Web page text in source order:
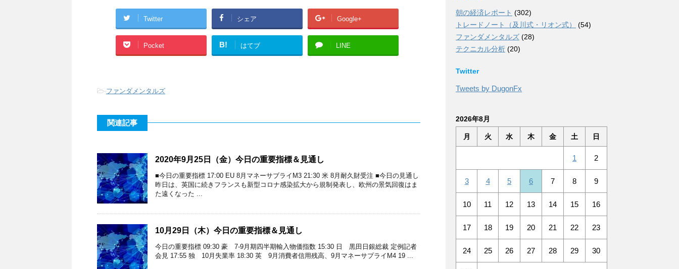
Twitter シェア Google+
Pocket B! はてブ LINE
-ファンダメンタルズ
関連記事
2020年9月25日（金）今日の重要指標＆見通し
■今日の重要指標 17:00 EU 8月マネーサブライM3 21:30 米 8月耐久財受注 ■今日の見通し
昨日は、英国に続きフランスも新型コロナ感染拡大から規制発表し、欧州の景気回復はま
た遠くなった ...
10月29日（木）今日の重要指標＆見通し
今日の重要指標 09:30 豪 7-9月期四半期輸入物価指数 15:30 日 黒田日銀総裁 定例記者
会見 17:55 独 10月失業率 18:30 英 9月消費者信用残高、9月マネーサプライM4 19 ...
朝の経済レポート (302)
トレードノート（及川式・リオン式）
(54)
ファンダメンタルズ (28)
テクニカル分析 (20)
Twitter
Tweets by DugonFx
2026年8月
月 火 水 木 金 土 日
1 2
3 4 5 6 7 8 9
10 11 12 13 14 15 16
17 18 19 20 21 22 23
24 25 26 27 28 29 30